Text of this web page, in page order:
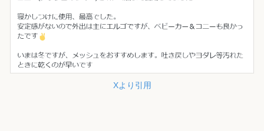
Xより引用